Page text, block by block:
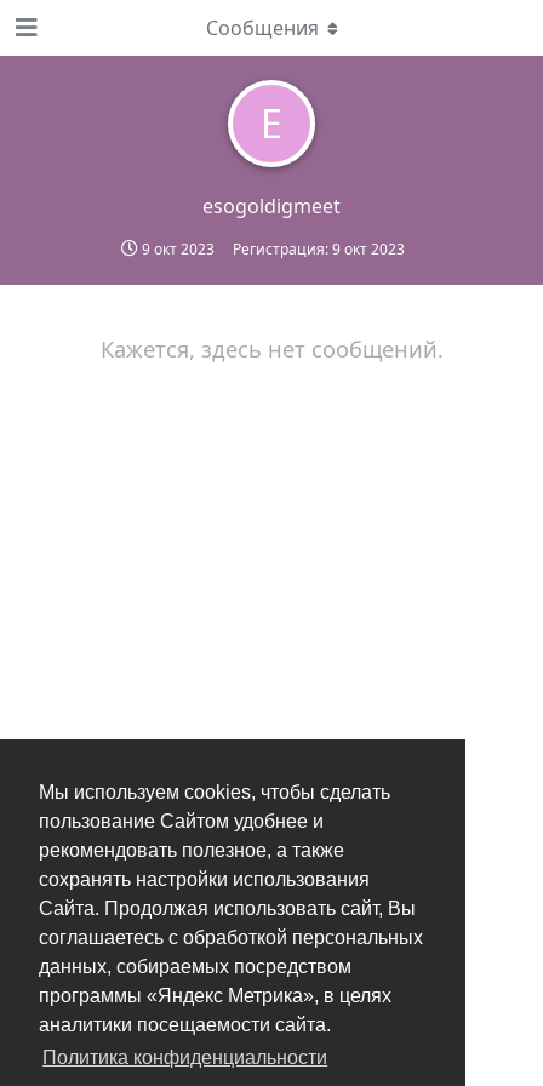
Мы используем cookies, чтобы сделать
пользование Сайтом удобнее и
рекомендовать полезное, а также
сохранять настройки использования
Сайта. Продолжая использовать сайт, Вы
соглашаетесь с обработкой персональных
данных, собираемых посредством
программы «Яндекс Метрика», в целях
аналитики посещаемости сайта.
Политика конфиденциальности
E
esogoldigmeet
9 окт 2023 Регистрация:9 окт 2023
Сообщения
Кажется, здесь нет сообщений.